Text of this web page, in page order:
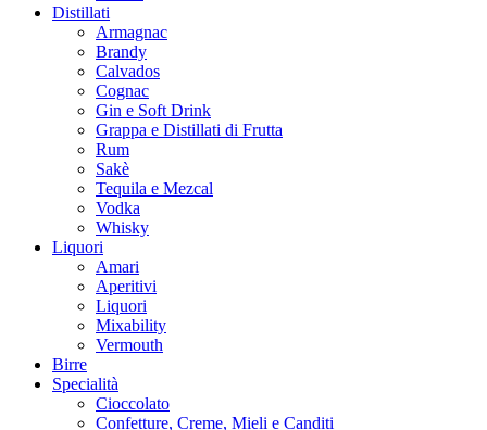
Distillati
Armagnac
Brandy
Calvados
Cognac
Gin e Soft Drink
Grappa e Distillati di Frutta
Rum
Sakè
Tequila e Mezcal
Vodka
Whisky
Liquori
Amari
Aperitivi
Liquori
Mixability
Vermouth
Birre
Specialità
Cioccolato
Confetture, Creme, Mieli e Canditi